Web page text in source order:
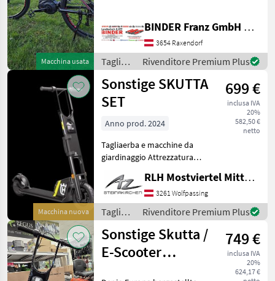
Sonstige
MARKETPLACE
Marketplace
Offerte dei
rivenditori
Annunci
Macchina usata
✔️ Bosch Digitaltacho 7.248
km ✔️ vorne u. hinten
gefedert ✔️ VA-Fed
BINDER Franz GmbH & CoKG
3654 Raxendorf
Tagliaerba
e
macchine
da
giardinaggio
/
Rivenditore Premium Plus
Macchina nuova
Sonstige SKUTTA
SET
699 €
inclusa IVA
20%
582,50 €
netto
Anno prod. 2024
Tagliaerba e macchine da
giardinaggio Attrezzatura
RLH Mostviertel Mitte - Standort Steinakirchen
3261 Wolfpassing
Tagliaerba
e
macchine
da
giardinaggio
Rivenditore Premium Plus
Sonstige Skutta /
E-Scooter
749 €
inclusa IVA
20%
624,17 €